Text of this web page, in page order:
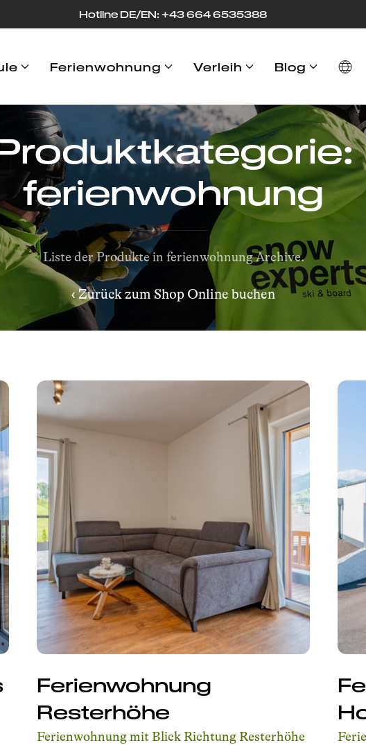
Hotline DE/EN: +43 664 6535388
Ferienwohnung Verleih Blog
ferienwohnung
Liste der Produkte in ferienwohnung Archive.
‹ Zurück zum Shop Online buchen
Ferienwohnung
Resterhöhe
Ferienwohnung mit Blick Richtung Resterhöhe